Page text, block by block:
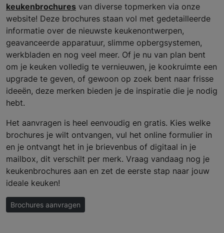
keukenbrochures van diverse topmerken via onze
website! Deze brochures staan vol met gedetailleerde
informatie over de nieuwste keukenontwerpen,
geavanceerde apparatuur, slimme opbergsystemen,
werkbladen en nog veel meer. Of je nu van plan bent
om je keuken volledig te vernieuwen, je kookruimte een
upgrade te geven, of gewoon op zoek bent naar frisse
ideeën, deze merken bieden je de inspiratie die je nodig
hebt.
Het aanvragen is heel eenvoudig en gratis. Kies welke
brochures je wilt ontvangen, vul het online formulier in
en je ontvangt het in je brievenbus of digitaal in je
mailbox, dit verschilt per merk. Vraag vandaag nog je
keukenbrochures aan en zet de eerste stap naar jouw
ideale keuken!
Brochures aanvragen